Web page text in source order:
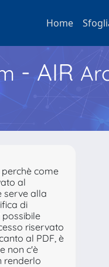
Home
- AIR
come
al
serve alla
di
possibile
riservato
al PDF, è
non c'è
renderlo